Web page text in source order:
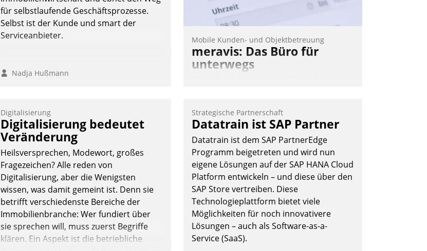
für selbstlaufende Geschäftsprozesse.
Selbst ist der Kunde und smart der
Serviceanbieter.
Nadja Hußmann
Mobile Kunden- und Objektbetreuung
meravis: Das Büro für
unterwegs
Mitarbeiter von Datatrain. Die meravis
Wohnungsbau- und Immobilien GmbH
hat sich dabei für den Betrieb der Lösung
über die SAP Cloud Platform entschieden
- als erstes Unternehmen am
Wohnungsmarkt.
Andreas Lerchner
Digitalisierung
Digitalisierung bedeutet
Veränderung
Heilsversprechen, Modewort, großes
Fragezeichen? Alle reden von
Digitalisierung, aber die Wenigsten
wissen, was damit gemeint ist. Denn sie
betrifft verschiedenste Bereiche der
Immobilienbranche: Wer fundiert über
sie sprechen will, muss zuerst Begriffe
klären. Ein Aspekt ist die betriebliche
Strategische Partnerschaft
Datatrain ist SAP Partner
Datatrain ist dem SAP PartnerEdge
Programm beigetreten und wird nun
eigene Lösungen auf der SAP HANA Cloud
Platform entwickeln – und diese über den
SAP Store vertreiben. Diese
Technologieplattform bietet viele
Möglichkeiten für noch innovativere
Lösungen – auch als Software-as-a-
Service (SaaS).